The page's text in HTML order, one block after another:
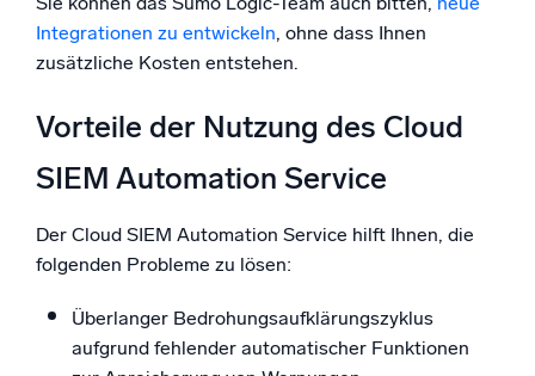
Integrationen zu entwickeln, ohne dass Ihnen
zusätzliche Kosten entstehen.
Vorteile der Nutzung des Cloud
SIEM Automation Service
Der Cloud SIEM Automation Service hilft Ihnen, die
folgenden Probleme zu lösen:
Überlanger Bedrohungsaufklärungszyklus
aufgrund fehlender automatischer Funktionen